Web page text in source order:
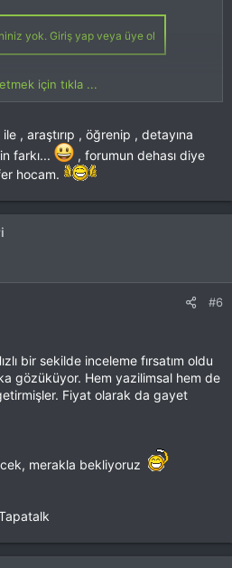
yok. Giriş yap veya üye ol
Uçak için kullanılabilen bu cijhazın
MPU kullanıyor olmaları,
zamanda titreşime karşı daha
de bir göstergesi.
için tıkla ...
, araştırıp , öğrenip , detayına
farkı...
, forumun dehası diye
hocam.
#6
bir sekilde inceleme fırsatım oldu
gözüküyor. Hem yazilimsal hem de
Fiyat olarak da gayet
merakla bekliyoruz